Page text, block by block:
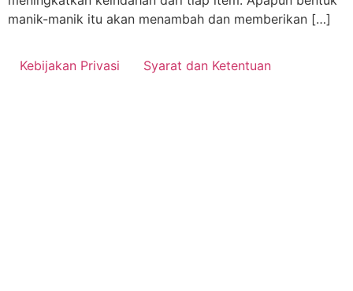
manik-manik itu akan menambah dan memberikan […]
Kebijakan Privasi Syarat dan Ketentuan